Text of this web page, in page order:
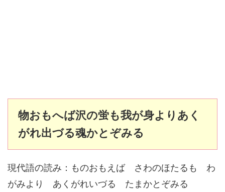
物おもへば沢の蛍も我が身よりあく
がれ出づる魂かとぞみる
現代語の読み：ものおもえば さわのほたるも わ
がみより あくがれいづる たまかとぞみる